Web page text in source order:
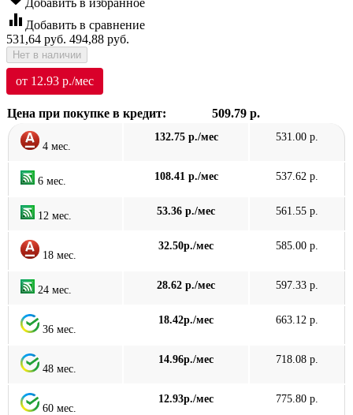
equalizer Добавить в сравнение
531,64 руб. 494,88 руб.
Нет в наличии
от 12.93 р./мес
Цена при покупке в кредит: 509.79 р.
4 мес.
132.75 р./мес 531.00 р.
6 мес. 108.41 р./мес 537.62 р.
12 мес. 53.36 р./мес 561.55 р.
18 мес.
32.50р./мес 585.00 р.
24 мес. 28.62 р./мес 597.33 р.
36 мес.
18.42р./мес 663.12 р.
48 мес.
14.96р./мес 718.08 р.
60 мес.
12.93р./мес 775.80 р.